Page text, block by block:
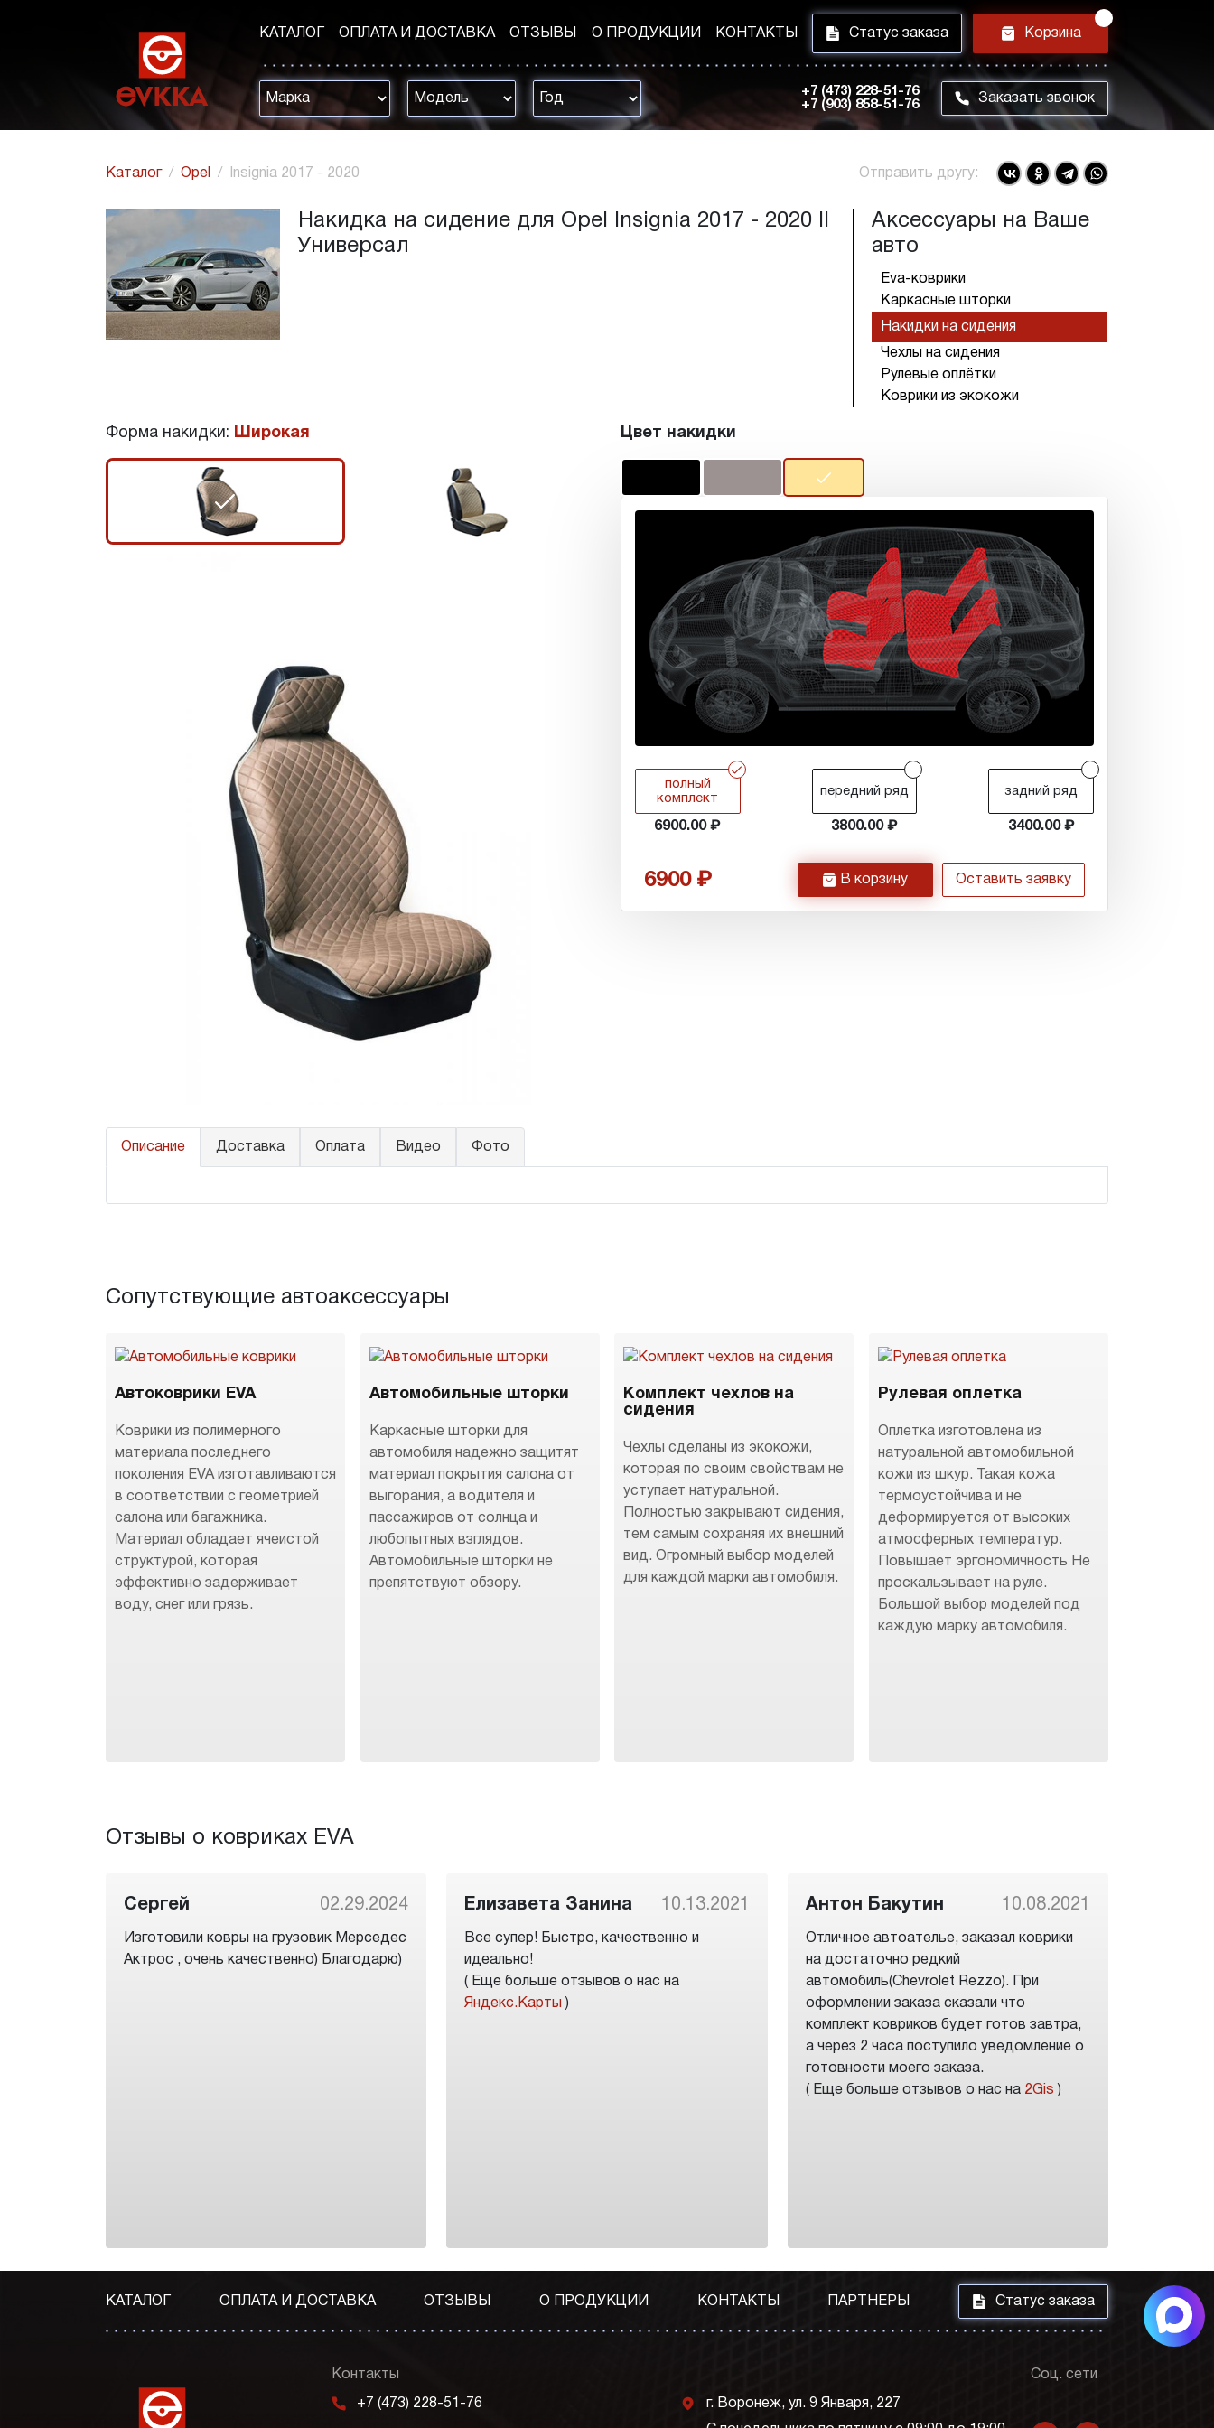
КАТАЛОГ ОПЛАТА И ДОСТАВКА ОТЗЫВЫ О ПРОДУКЦИИ КОНТАКТЫ i Статус заказа h Корзина
+7 (473) 228-51-76
+7 (903) 858-51-76
m Заказать звонок
Каталог Opel Insignia 2017 - 2020 Отправить другу:
Накидка на сидение для Opel Insignia 2017 - 2020 II
Универсал
Аксессуары на Ваше
авто
Eva-коврики
Каркасные шторки
Накидки на сидения
Чехлы на сидения
Рулевые оплётки
Коврики из экокожи
Форма накидки: Широкая
r
Цвет накидки
r
полный
комплект
6900.00
передний ряд
3800.00
задний ряд
3400.00
6900 h В корзину Оставить заявку
Описание Доставка Оплата Видео Фото
Сопутствующие автоаксессуары
Автоковрики EVA
Коврики из полимерного
материала последнего
поколения EVA изготавливаются
в соответствии с геометрией
салона или багажника.
Материал обладает ячеистой
структурой, которая
эффективно задерживает
воду, снег или грязь.
Автомобильные шторки
Каркасные шторки для
автомобиля надежно защитят
материал покрытия салона от
выгорания, а водителя и
пассажиров от солнца и
любопытных взглядов.
Автомобильные шторки не
препятствуют обзору.
Комплект чехлов на
сидения
Чехлы сделаны из экокожи,
которая по своим свойствам не
уступает натуральной.
Полностью закрывают сидения,
тем самым сохраняя их внешний
вид. Огромный выбор моделей
для каждой марки автомобиля.
Рулевая оплетка
Оплетка изготовлена из
натуральной автомобильной
кожи из шкур. Такая кожа
термоустойчива и не
деформируется от высоких
атмосферных температур.
Повышает эргономичность Не
проскальзывает на руле.
Большой выбор моделей под
каждую марку автомобиля.
Отзывы о ковриках EVA
Сергей 02.29.2024
Изготовили ковры на грузовик Мерседес
Актрос , очень качественно) Благодарю)
Елизавета Занина 10.13.2021
Все супер! Быстро, качественно и
идеально!
( Еще больше отзывов о нас на
Яндекс.Карты )
Антон Бакутин 10.08.2021
Отличное автоателье, заказал коврики
на достаточно редкий
автомобиль(Chevrolet Rezzo). При
оформлении заказа сказали что
комплект ковриков будет готов завтра,
а через 2 часа поступило уведомление о
готовности моего заказа.
( Еще больше отзывов о нас на 2Gis )
КАТАЛОГ ОПЛАТА И ДОСТАВКА ОТЗЫВЫ О ПРОДУКЦИИ КОНТАКТЫ ПАРТНЕРЫ i Статус заказа
Контакты
m +7 (473) 228-51-76 j г. Воронеж, ул. 9 Января, 227
Соц. сети